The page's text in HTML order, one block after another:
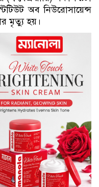
অব নিউরোসায়েন্স
মৃত্যু হয়।